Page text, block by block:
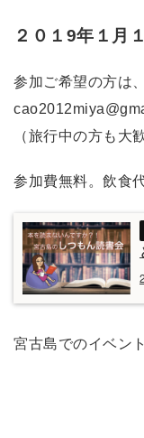
２０１9年１月
参加ご希望の方は
（旅行中の方も大
参加費無料。飲食
宮古島でのイベン